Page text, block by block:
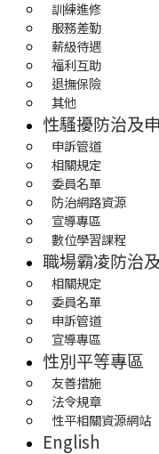
訓練進修
服務差勤
薪級待遇
福利互助
退撫保險
其他
性騷擾防治及
申訴管道
相關規定
委員名單
防治網路資源
宣導專區
數位學習課程
職場霸凌防治
相關規定
委員名單
申訴管道
宣導專區
性別平等專區
友善措施
法令規章
性平相關資源網站
English